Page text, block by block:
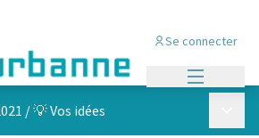
Se connecter
/💡 Vos idées